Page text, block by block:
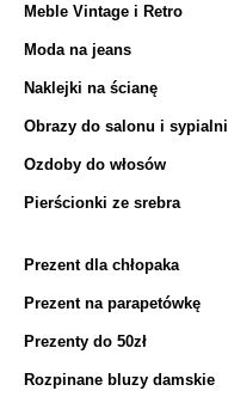
Meble Vintage i Retro
Moda na jeans
Naklejki na ścianę
Obrazy do salonu i sypialni
Ozdoby do włosów
Pierścionki ze srebra
Prezent dla chłopaka
Prezent na parapetówkę
Prezenty do 50zł
Rozpinane bluzy damskie